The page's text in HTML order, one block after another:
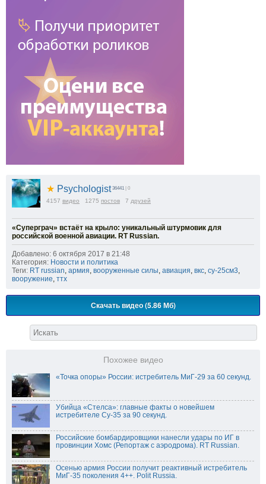
★ Psychologist 36441 | 0
4157 видео 1275 постов 7 друзей
«Суперграч» встаёт на крыло: уникальный штурмовик для
российской военной авиации. RT Russian.
Добавлено: 6 октября 2017 в 21:48
Категория: Новости и политика
Теги: RT russian, армия, вооруженные силы, авиация, вкс, су-25см3,
вооружение, ттх
Скачать видео (5.86 Мб)
Похожее видео
«Точка опоры» России: истребитель МиГ-29 за 60 секунд.
Убийца «Стелса»: главные факты о новейшем
истребителе Су-35 за 90 секунд.
Российские бомбардировщики нанесли удары по ИГ в
провинции Хомс (Репортаж с аэродрома). RT Russian.
Осенью армия России получит реактивный истребитель
МиГ-35 поколения 4++. Polit Russia.